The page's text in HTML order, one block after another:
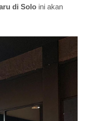
di Solo ini akan